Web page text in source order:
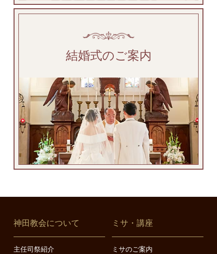
結婚式のご案内
神田教会について
主任司祭紹介
ミサ・講座
ミサのご案内